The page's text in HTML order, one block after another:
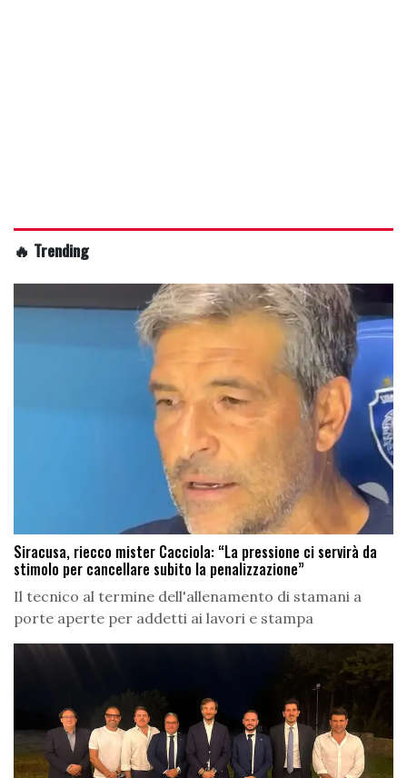
🔥 Trending
Siracusa, riecco mister Cacciola: “La pressione ci servirà da
stimolo per cancellare subito la penalizzazione”
Il tecnico al termine dell'allenamento di stamani a
porte aperte per addetti ai lavori e stampa